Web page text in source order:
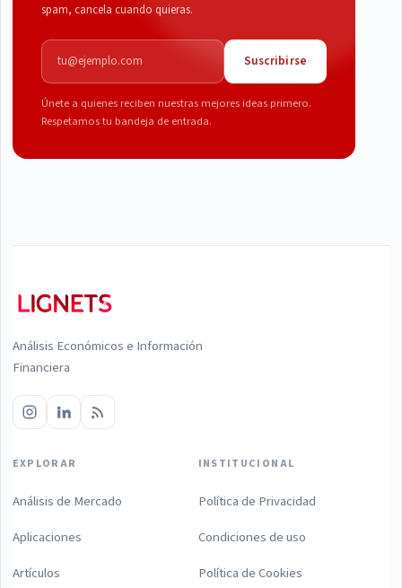
spam, cancela cuando quieras.
Correo electrónico
Suscribirse
Únete a quienes reciben nuestras mejores ideas primero.
Respetamos tu bandeja de entrada.
Análisis Económicos e Información
Financiera
EXPLORAR
Análisis de Mercado
Aplicaciones
Artículos
INSTITUCIONAL
Política de Privacidad
Condiciones de uso
Política de Cookies